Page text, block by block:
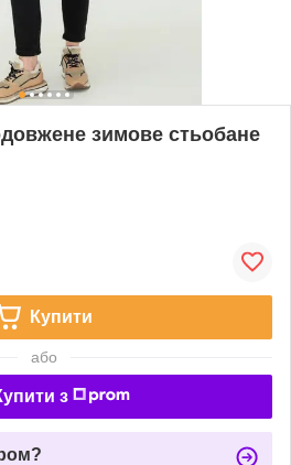
зимове стьобане
Купити
або
з